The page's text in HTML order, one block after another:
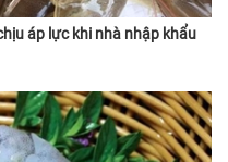
áp lực khi nhà nhập khẩu